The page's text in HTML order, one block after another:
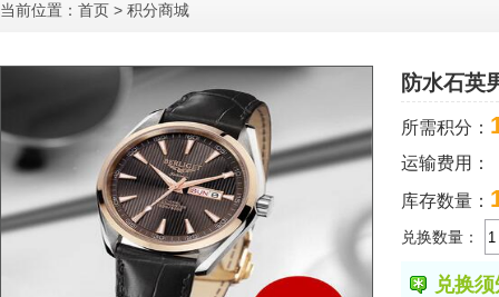
当前位置： 首页 > 积分商城
防水石英
所需积分：
运输费用：
库存数量：
兑换数量：
兑换